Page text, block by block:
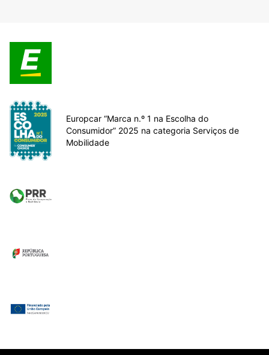
Europcar “Marca n.º 1 na Escolha do
Consumidor” 2025 na categoria Serviços de
Mobilidade